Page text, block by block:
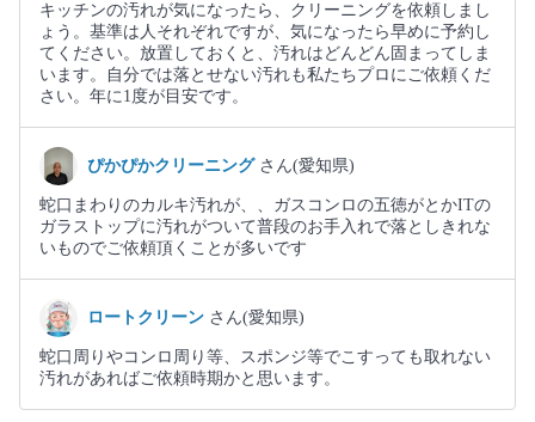
キッチンの汚れが気になったら、クリーニングを依頼しまし
ょう。基準は人それぞれですが、気になったら早めに予約し
てください。放置しておくと、汚れはどんどん固まってしま
います。自分では落とせない汚れも私たちプロにご依頼くだ
さい。年に1度が目安です。
ぴかぴかクリーニング さん(愛知県)
蛇口まわりのカルキ汚れが、、ガスコンロの五徳がとかITの
ガラストップに汚れがついて普段のお手入れで落としきれな
いものでご依頼頂くことが多いです
ロートクリーン さん(愛知県)
蛇口周りやコンロ周り等、スポンジ等でこすっても取れない
汚れがあればご依頼時期かと思います。